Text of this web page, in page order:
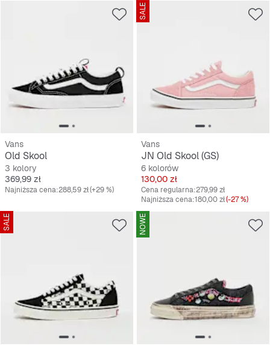
Vans
Old Skool
3 kolory
Cena
369,99 zł
Najniższa cena:288,59 zł(+29 %)
SALE
Vans
JN Old Skool (GS)
6 kolorów
Cena
130,00 zł
Cena regularna:279,99 zł
Najniższa cena:180,00 zł(-27 %)
SALE NOWE